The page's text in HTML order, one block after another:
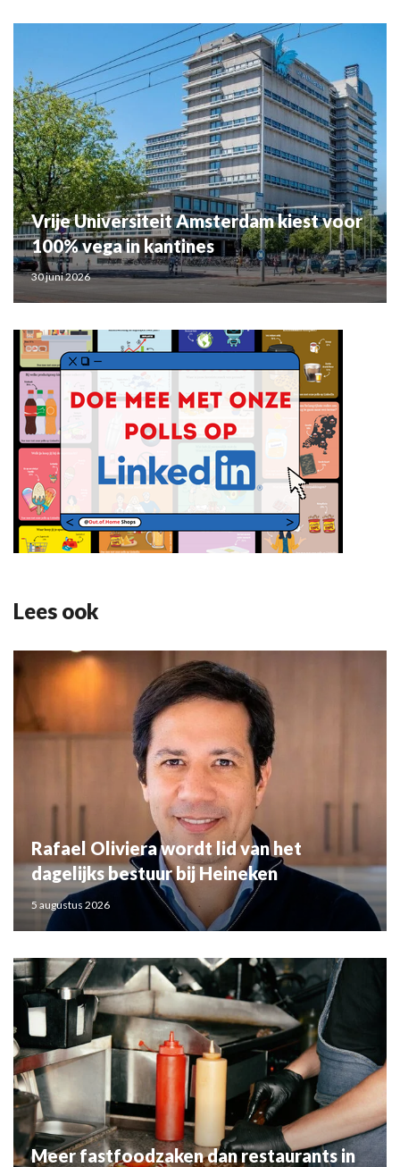
Vrije Universiteit Amsterdam kiest voor
100% vega in kantines
30 juni 2026
Lees ook
Rafael Oliviera wordt lid van het
dagelijks bestuur bij Heineken
5 augustus 2026
Meer fastfoodzaken dan restaurants in